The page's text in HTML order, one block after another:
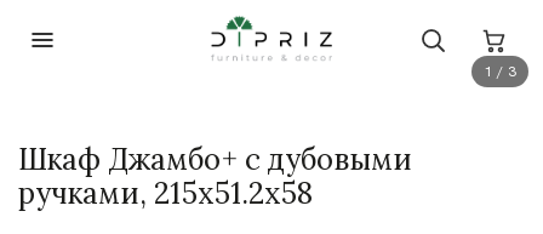
1 / 3
Шкаф Джамбо+ с дубовыми
ручками, 215х51.2х58